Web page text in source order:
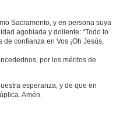
Sacramento, y en persona suya
agobiada y doliente: “Todo lo
confianza en Vos ¡Oh Jesús,
por los méritos de
esperanza, y de que en
Amén.